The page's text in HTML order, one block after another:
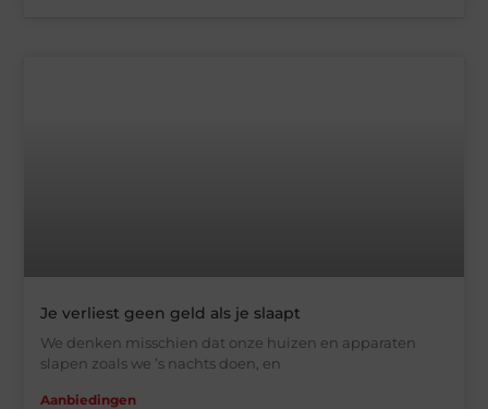
Je verliest geen geld als je slaapt
We denken misschien dat onze huizen en apparaten
slapen zoals we ’s nachts doen, en
Aanbiedingen